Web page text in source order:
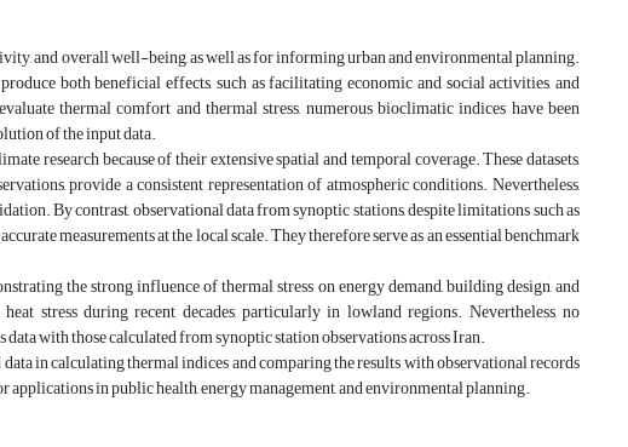
and overall well-being, as well as for informing urban and environmental planning.
both beneficial effects, such as facilitating economic and social activities, and
thermal comfort and thermal stress, numerous bioclimatic indices have been
of the input data.
research because of their extensive spatial and temporal coverage. These datasets,
provide a consistent representation of atmospheric conditions. Nevertheless,
By contrast, observational data from synoptic stations, despite limitations such as
measurements at the local scale. They therefore serve as an essential benchmark
the strong influence of thermal stress on energy demand, building design, and
stress during recent decades, particularly in lowland regions. Nevertheless, no
with those calculated from synoptic station observations across Iran.
in calculating thermal indices and comparing the results with observational records
in public health, energy management, and environmental planning.